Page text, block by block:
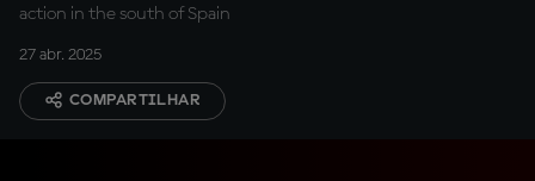
action in the south of Spain
27 abr. 2025
COMPARTILHAR